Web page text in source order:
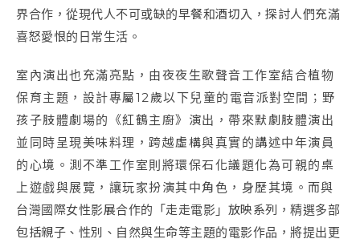
界合作，從現代人不可或缺的早餐和酒切入，探討人們充滿
喜怒愛恨的日常生活。
室內演出也充滿亮點，由夜夜生歌聲音工作室結合植物
保育主題，設計專屬12歲以下兒童的電音派對空間；野
孩子肢體劇場的《紅鶴主廚》演出，帶來默劇肢體演出
並同時呈現美味料理，跨越虛構與真實的講述中年演員
的心境。測不準工作室則將環保石化議題化為可親的桌
上遊戲與展覽，讓玩家扮演其中角色，身歷其境。 而與
台灣國際女性影展合作的「走走電影」放映系列，精選多部
包括親子、性別、自然與生命等主題的電影作品，將提出更